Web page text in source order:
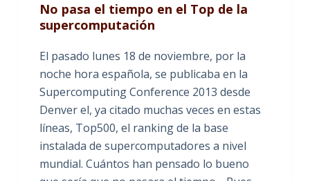
No pasa el tiempo en el Top de la
supercomputación
El pasado lunes 18 de noviembre, por la
noche hora española, se publicaba en la
Supercomputing Conference 2013 desde
Denver el, ya citado muchas veces en estas
líneas, Top500, el ranking de la base
instalada de supercomputadores a nivel
mundial. Cuántos han pensado lo bueno